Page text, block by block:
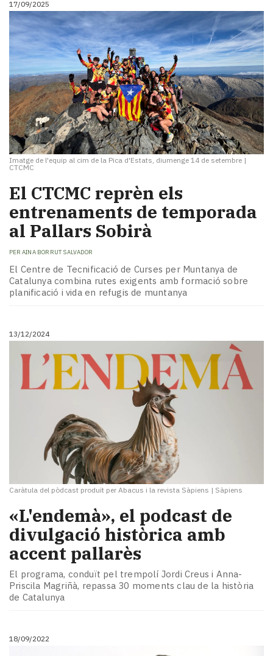
i
turisme
Cultura
Esports
Mai
tant!
TV
i
mitjans
El
temps
Reportatges
Enquestes
A
escena!
Dis
la
Subscriptors
La
Pallars
patrocinat
més
17/09/2025
Imatge de l'equip al cim de la Pica d'Estats, diumenge 14 de setembre |
CTCMC
El CTCMC reprèn els
entrenaments de temporada
al Pallars Sobirà
PER AINA BORRUT SALVADOR
El Centre de Tecnificació de Curses per Muntanya de
Catalunya combina rutes exigents amb formació sobre
planificació i vida en refugis de muntanya
13/12/2024
Caràtula del pòdcast produït per Abacus i la revista Sàpiens | Sàpiens
«L'endemà», el podcast de
divulgació històrica amb
accent pallarès
El programa, conduït pel trempolí Jordi Creus i Anna-
Priscila Magriñà, repassa 30 moments clau de la història
de Catalunya
18/09/2022